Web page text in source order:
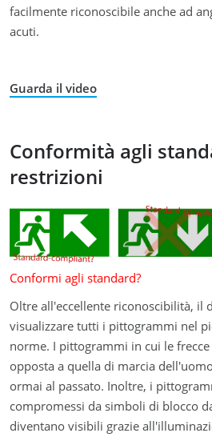
facilmente riconoscibile anche ad
acuti.
Guarda il video
Conformità agli
restrizioni
Conformi agli standard?
Oltre all'eccellente riconoscibilità, il
visualizzare tutti i pittogrammi nel
norme. I pittogrammi in cui le
opposta a quella di marcia
ormai al passato. Inoltre, i
compromessi da simboli di blocco
diventano visibili grazie